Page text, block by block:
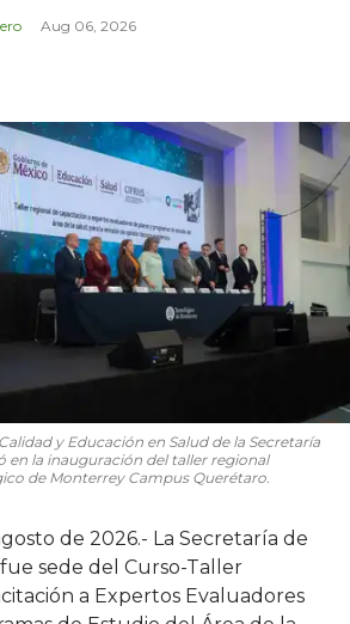
Aug 06, 2026
y Educación en Salud de la Secretaría
en la inauguración del taller regional
de Monterrey Campus Querétaro.
de 2026.- La Secretaría de
sede del Curso-Taller
a Expertos Evaluadores